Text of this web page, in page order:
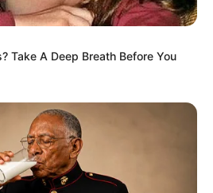
Take A Deep Breath Before You